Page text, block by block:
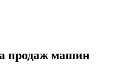
продаж машин